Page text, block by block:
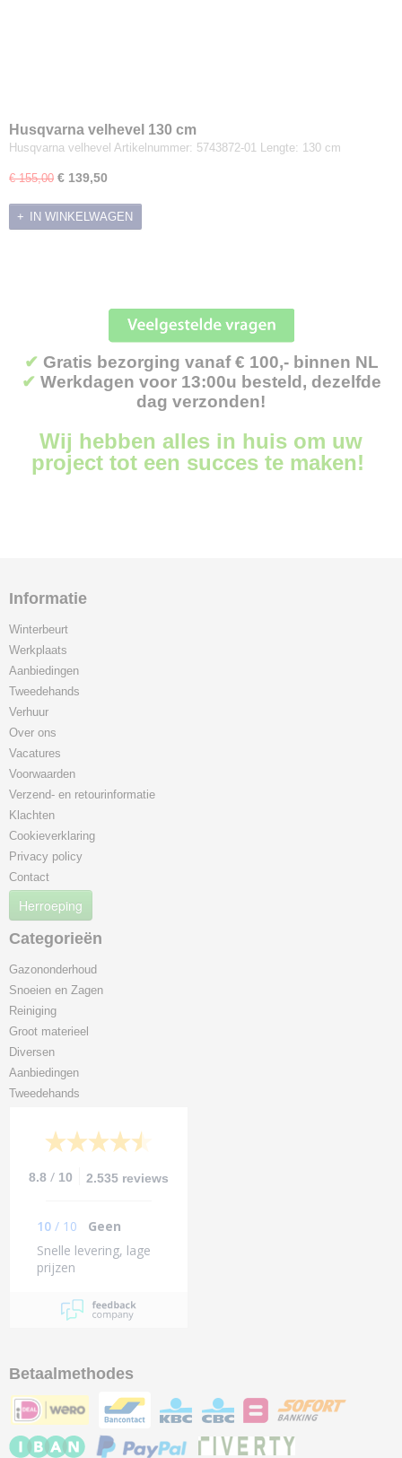
Husqvarna velhevel 130 cm
Husqvarna velhevel Artikelnummer: 5743872-01 Lengte: 130 cm
€ 155,00 € 139,50
IN WINKELWAGEN
✔ Gratis bezorging vanaf € 100,- binnen NL
✔ Werkdagen voor 13:00u besteld, dezelfde
dag verzonden!
Wij hebben alles in huis om uw
project tot een succes te maken!
Informatie
Winterbeurt
Werkplaats
Aanbiedingen
Tweedehands
Verhuur
Over ons
Vacatures
Voorwaarden
Verzend- en retourinformatie
Klachten
Cookieverklaring
Privacy policy
Contact
Herroeping
Categorieën
Gazononderhoud
Snoeien en Zagen
Reiniging
Groot materieel
Diversen
Aanbiedingen
Tweedehands
8.8 / 10 2.535 reviews
10 / 10
Geen
Snelle levering, lage
prijzen
Betaalmethodes